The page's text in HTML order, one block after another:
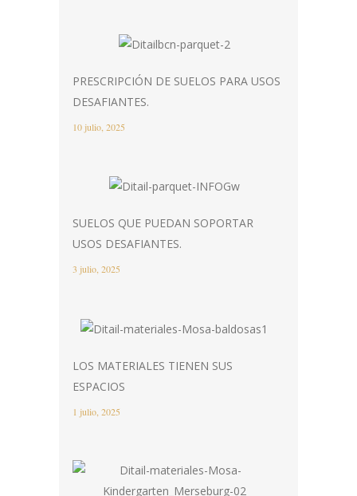
PRESCRIPCIÓN DE SUELOS PARA USOS
DESAFIANTES.
10 julio, 2025
SUELOS QUE PUEDAN SOPORTAR
USOS DESAFIANTES.
3 julio, 2025
LOS MATERIALES TIENEN SUS
ESPACIOS
1 julio, 2025